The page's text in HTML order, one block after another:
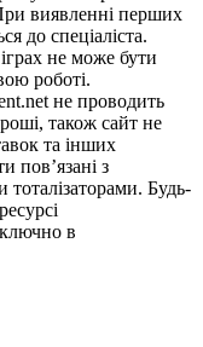
виявленні перших
до спеціаліста.
не може бути
роботі.
не проводить
також сайт не
та інших
пов’язані з
Будь-
в